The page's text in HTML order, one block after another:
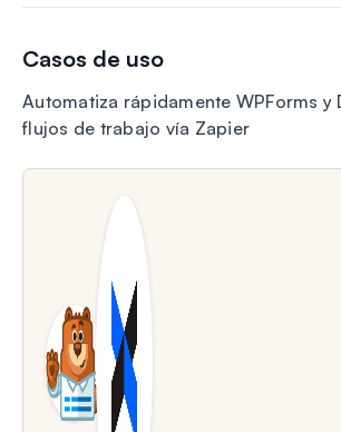
Casos de uso
Automatiza rápidamente WPForms y
flujos de trabajo vía Zapier